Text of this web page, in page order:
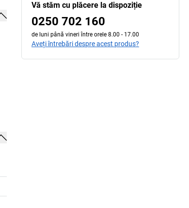
Vă stăm cu plăcere la dispoziție
0250 702 160
de luni până vineri între orele 8.00 - 17.00
Aveți întrebări despre acest produs?